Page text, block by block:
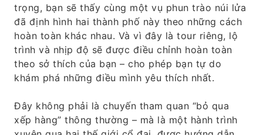
trọng, bạn sẽ thấy cùng một vụ phun trào núi lửa
đã định hình hai thành phố này theo những cách
hoàn toàn khác nhau. Và vì đây là tour riêng, lộ
trình và nhịp độ sẽ được điều chỉnh hoàn toàn
theo sở thích của bạn – cho phép bạn tự do
khám phá những điều mình yêu thích nhất.
Đây không phải là chuyến tham quan “bỏ qua
xếp hàng” thông thường – mà là một hành trình